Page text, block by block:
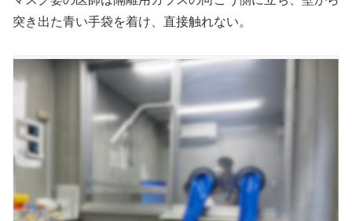
突き出た青い手袋を着け、直接触れない。